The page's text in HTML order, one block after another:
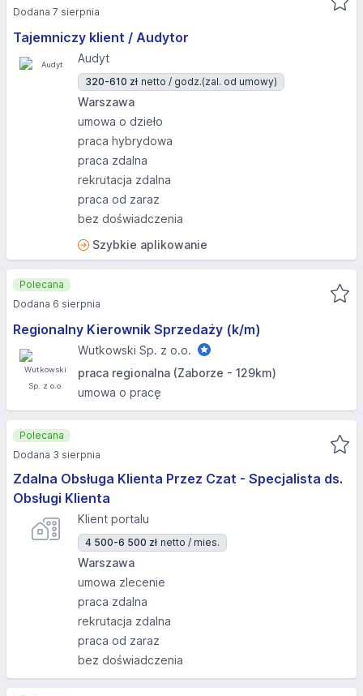
Tajemniczy klient / Audytor
Audyt
320-610 zł netto / godz.(zal. od umowy)
Warszawa
umowa o dzieło
praca hybrydowa
praca zdalna
rekrutacja zdalna
praca od zaraz
bez doświadczenia
Szybkie aplikowanie
Dodana 7 sierpnia
Regionalny Kierownik Sprzedaży (k/m)
Wutkowski Sp. z o.o.
praca regionalna (Zaborze - 129km)
umowa o pracę
Polecana
Dodana 6 sierpnia
Zdalna Obsługa Klienta Przez Czat - Specjalista ds.
Obsługi Klienta
Klient portalu
4 500-6 500 zł netto / mies.
Warszawa
umowa zlecenie
praca zdalna
rekrutacja zdalna
praca od zaraz
bez doświadczenia
Polecana
Dodana 3 sierpnia